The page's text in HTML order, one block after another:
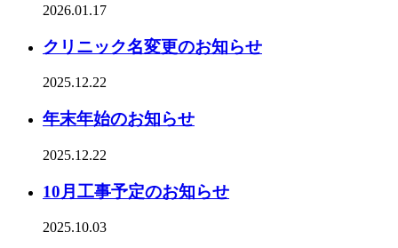
2026.01.17
クリニック名変更のお知らせ
2025.12.22
年末年始のお知らせ
2025.12.22
10月工事予定のお知らせ
2025.10.03